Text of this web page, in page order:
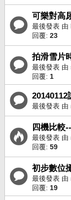
可樂對高
最後發表 由
回覆: 23
拍滑雪片
最後發表 由
回覆: 1
最後發表 由
四機比較
最後發表 由
回覆: 59
初步數位
最後發表 由
回覆: 19